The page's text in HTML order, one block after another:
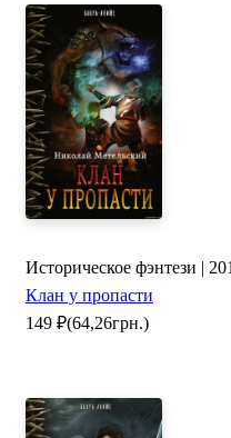
Историческое фэнтези |
Клан у пропасти
149 ₽(64,26грн.)